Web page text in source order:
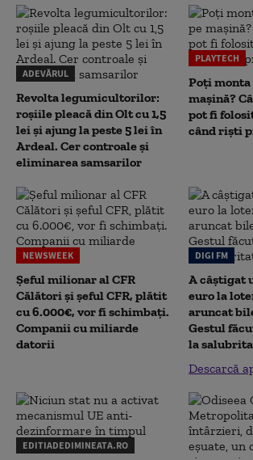
ADEVĂRUL
Revolta legumicultorilor:
roșiile pleacă din Olt cu 1,5
lei și ajung la peste 5 lei în
Ardeal. Cer controale și
eliminarea samsarilor
PLAYTECH
Poți monta
mașină?
pot fi
când riști
NEWSWEEK
Șeful milionar al CFR
Călători și șeful CFR, plătit
cu 6.000€, vor fi schimbați.
Companii cu miliarde
datorii
DIGI FM
A câștigat
euro la
aruncat
Gestul
la
Descarcă
EDITIADEDIMINEATA.RO